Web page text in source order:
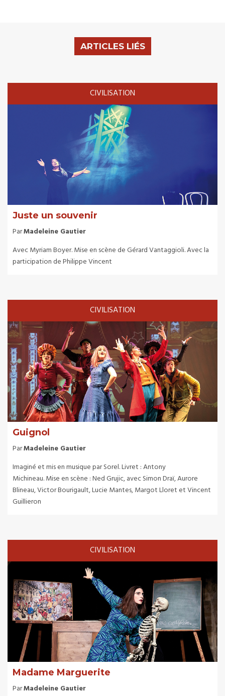
ARTICLES LIÉS
CIVILISATION
Juste un souvenir
ParMadeleine Gautier
Avec Myriam Boyer. Mise en scène de Gérard Vantaggioli. Avec la
participation de Philippe Vincent
CIVILISATION
Guignol
ParMadeleine Gautier
Imaginé et mis en musique par Sorel. Livret : Antony
Michineau. Mise en scène : Ned Grujic, avec Simon Draï, Aurore
Blineau, Victor Bourigault, Lucie Mantes, Margot Lloret et Vincent
Guillieron
CIVILISATION
Madame Marguerite
ParMadeleine Gautier